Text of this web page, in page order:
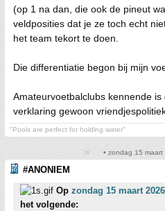
(op 1 na dan, die ook de pineut
veldposities dat je ze toch echt
het team tekort te doen.
Die differentiatie begon bij mijn
Amateurvoetbalclubs kennende
verklaring gewoon
"Pools are perfect for holding water"
• zondag 15
#ANONIEM
Op zondag 15 maart
het volgende: